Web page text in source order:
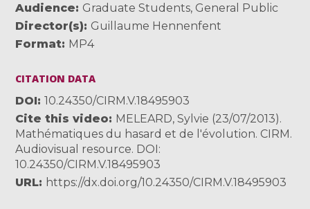
Audience
Graduate Students, General Public
Director(s)
Guillaume Hennenfent
Format MP4
CITATION DATA
DOI
10.24350/CIRM.V.18495903
Cite this video
MELEARD, Sylvie (23/07/2013).
Mathématiques du hasard et de l'évolution. CIRM.
Audiovisual resource. DOI:
10.24350/CIRM.V.18495903
URL
https://dx.doi.org/10.24350/CIRM.V.18495903